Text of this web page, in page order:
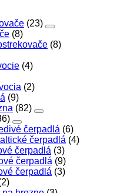
(23)
(8)
(8)
(4)
(2)
(9)
(82)
čerpadlá (6)
čerpadlá (4)
čerpadlá (3)
čerpadlá (9)
čerpadlá (3)